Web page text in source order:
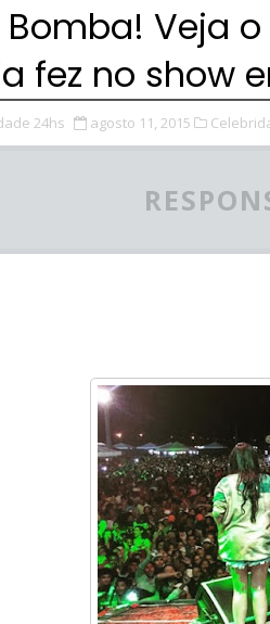
Bomba! Veja
fez no show
24hs agosto 11, 2015